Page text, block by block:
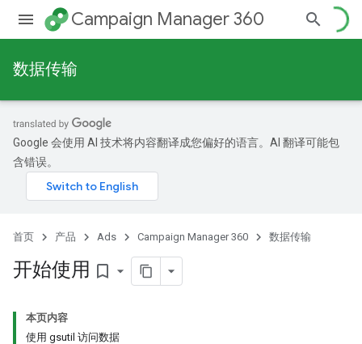
Campaign Manager 360
数据传输
Google 会使用 AI 技术将内容翻译成您偏好的语言。AI 翻译可能包
含错误。
首页 产品 Ads Campaign Manager 360 数据传输
开始使用 bookmark_border
本页内容
使用 gsutil 访问数据